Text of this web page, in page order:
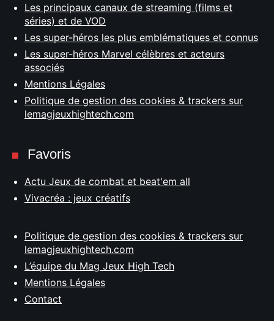
Les principaux canaux de streaming (films et
séries) et de VOD
Les super-héros les plus emblématiques et connus
Les super-héros Marvel célèbres et acteurs
associés
Mentions Légales
Politique de gestion des cookies & trackers sur
lemagjeuxhightech.com
Favoris
Actu Jeux de combat et beat'em all
Vivacréa : jeux créatifs
Politique de gestion des cookies & trackers sur
lemagjeuxhightech.com
L’équipe du Mag Jeux High Tech
Mentions Légales
Contact